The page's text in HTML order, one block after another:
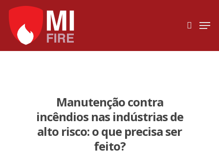
Manutenção contra
incêndios nas indústrias de
alto risco: o que precisa ser
feito?